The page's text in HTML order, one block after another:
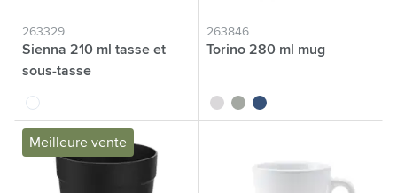
263329
Sienna 210 ml tasse et
sous-tasse
blanc
263846
Torino 280 ml mug
blancgris bleu foncé
Meilleure vente